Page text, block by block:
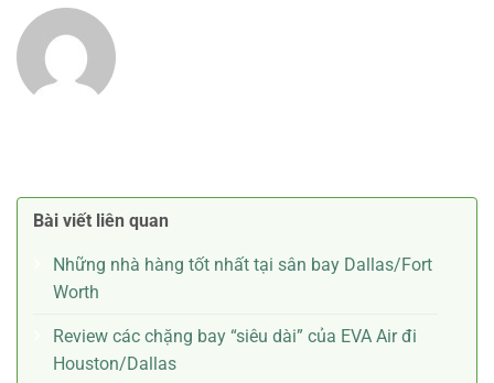
Bài viết liên quan
Những nhà hàng tốt nhất tại sân bay Dallas/Fort
Worth
Review các chặng bay “siêu dài” của EVA Air đi
Houston/Dallas